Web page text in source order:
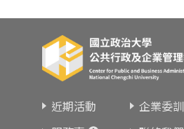
近期活動 企業委訓